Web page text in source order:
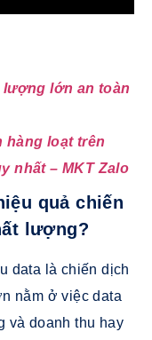
lớn an toàn
hàng loạt trên
nhất – MKT Zalo
quả chiến
lượng?
data là chiến dịch
nằm ở việc data
và doanh thu hay